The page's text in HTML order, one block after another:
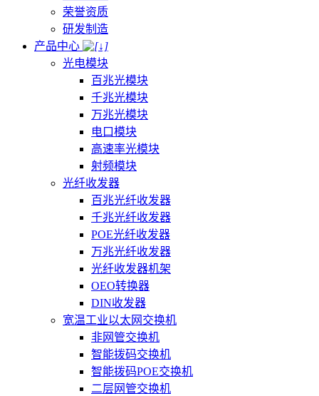
荣誉资质
研发制造
产品中心
光电模块
百兆光模块
千兆光模块
万兆光模块
电口模块
高速率光模块
射频模块
光纤收发器
百兆光纤收发器
千兆光纤收发器
POE光纤收发器
万兆光纤收发器
光纤收发器机架
OEO转换器
DIN收发器
宽温工业以太网交换机
非网管交换机
智能拨码交换机
智能拨码POE交换机
二层网管交换机